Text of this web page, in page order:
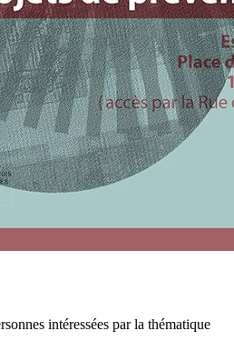
intéressées par la thématique